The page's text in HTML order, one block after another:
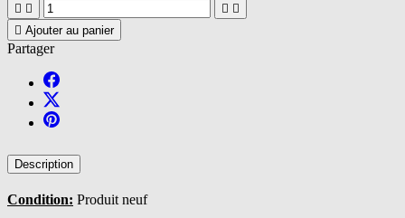
   
 Ajouter au panier
Partager
Description
Condition: Produit neuf